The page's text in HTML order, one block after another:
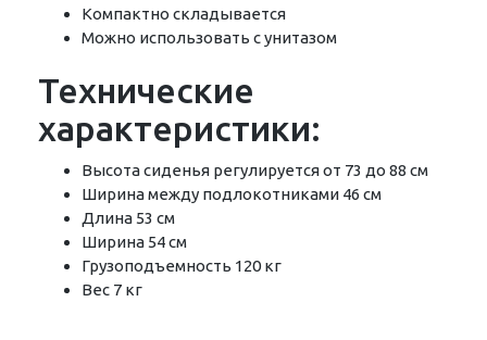
Компактно складывается
Можно использовать с унитазом
Технические
характеристики:
Высота сиденья регулируется от 73 до 88 см
Ширина между подлокотниками 46 см
Длина 53 см
Ширина 54 см
Грузоподъемность 120 кг
Вес 7 кг